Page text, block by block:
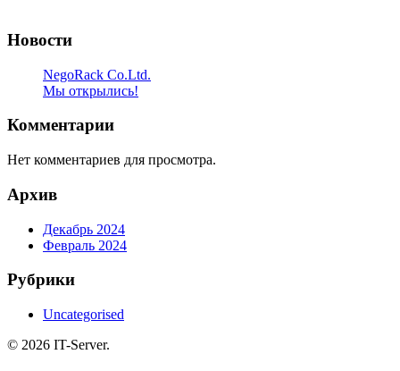
Новости
NegoRack Co.Ltd.
Мы открылись!
Комментарии
Нет комментариев для просмотра.
Архив
Декабрь 2024
Февраль 2024
Рубрики
Uncategorised
© 2026 IT-Server.